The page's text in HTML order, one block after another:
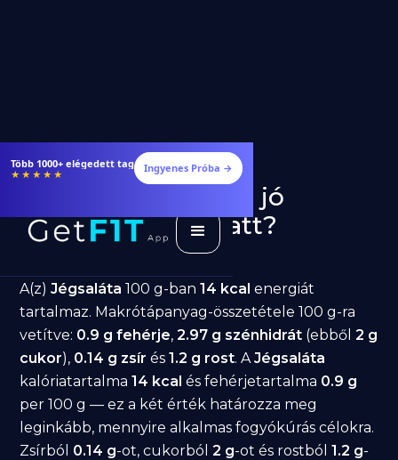
Több 1000+ elégedett tag
★★★★★ Ingyenes Próba →
Jégsaláta fogyásra: jó
választás diéta alatt?
A(z)Jégsaláta 100 g-ban14 kcal energiát
tartalmaz. Makrótápanyag-összetétele 100 g-ra
vetítve: 0.9 g fehérje,2.97 g szénhidrát (ebből2 g
cukor), 0.14 g zsír és1.2 g rost. AJégsaláta
kalóriatartalma14 kcal és fehérjetartalma 0.9 g
per 100 g — ez a két érték határozza meg
leginkább, mennyire alkalmas fogyókúrás célokra.
Zsírból 0.14 g-ot, cukorból2 g-ot és rostból1.2 g-